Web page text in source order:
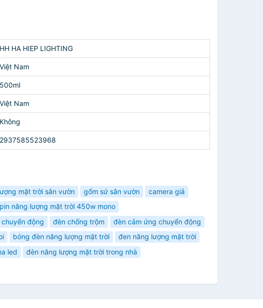
HH HA HIEP LIGHTING
Việt Nam
500ml
Việt Nam
Không
2937585523968
mặt trời sân vườn gốm sứ sân vườn
camera giả
pin năng lượng mặt trời 450w mono
động đèn chống trộm
đèn cảm ứng chuyển động
bóng đèn năng lượng mặt trời
đen năng lượng mặt trời
led đèn năng lượng mặt trời trong nhà